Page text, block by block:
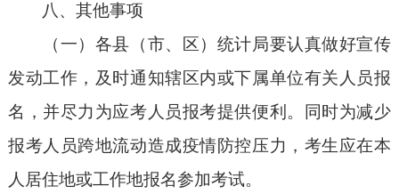
八、其他事项
（一）各县（市、区）统计局要认真做好宣传
发动工作，及时通知辖区内或下属单位有关人员报
名，并尽力为应考人员报考提供便利。同时为减少
报考人员跨地流动造成疫情防控压力，考生应在本
人居住地或工作地报名参加考试。